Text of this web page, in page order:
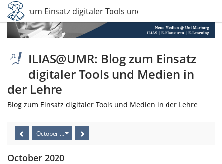
Blog zum Einsatz digitaler Tools und Medien in der Lehre
ILIAS@UMR: Blog zum Einsatz
digitaler Tools und Medien in
der Lehre
Blog zum Einsatz digitaler Tools und Medien in der Lehre
October 2020
October 2020